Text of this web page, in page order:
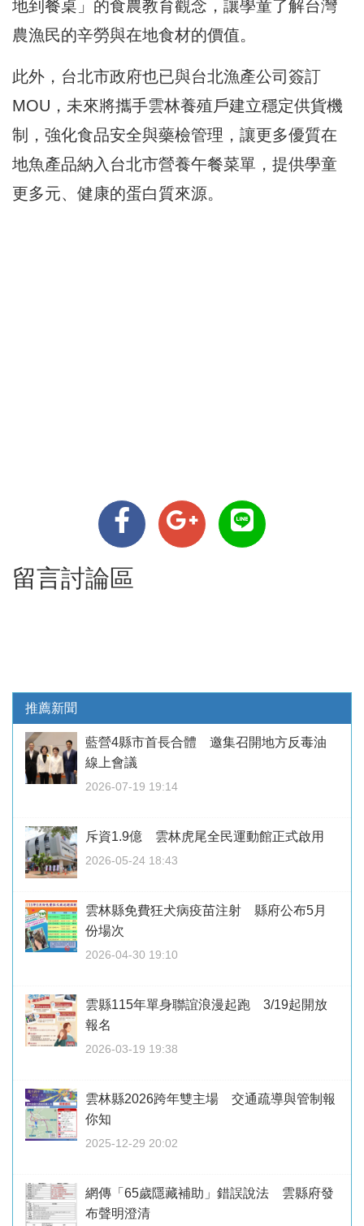
地到餐桌」的食農教育觀念，讓學童了解台灣
農漁民的辛勞與在地食材的價值。
此外，台北市政府也已與台北漁產公司簽訂
MOU，未來將攜手雲林養殖戶建立穩定供貨機
制，強化食品安全與藥檢管理，讓更多優質在
地魚產品納入台北市營養午餐菜單，提供學童
更多元、健康的蛋白質來源。
留言討論區
推薦新聞
藍營4縣市首長合體 邀集召開地方反毒油
線上會議
2026-07-19 19:14
斥資1.9億 雲林虎尾全民運動館正式啟用
2026-05-24 18:43
雲林縣免費狂犬病疫苗注射 縣府公布5月
份場次
2026-04-30 19:10
雲縣115年單身聯誼浪漫起跑 3/19起開放
報名
2026-03-19 19:38
雲林縣2026跨年雙主場 交通疏導與管制報
你知
2025-12-29 20:02
網傳「65歲隱藏補助」錯誤說法 雲縣府發
布聲明澄清